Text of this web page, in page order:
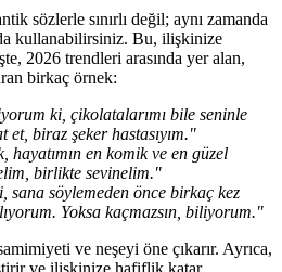
sözlerle sınırlı değil; aynı zamanda
kullanabilirsiniz. Bu, ilişkinize
2026 trendleri arasında yer alan,
birkaç örnek:
ki, çikolatalarımı bile seninle
et, biraz şeker hastasıyım."
hayatımın en komik ve en güzel
birlikte sevinelim."
sana söylemeden önce birkaç kez
Yoksa kaçmazsın, biliyorum."
ve neşeyi öne çıkarır. Ayrıca,
ve ilişkinize hafiflik katar.